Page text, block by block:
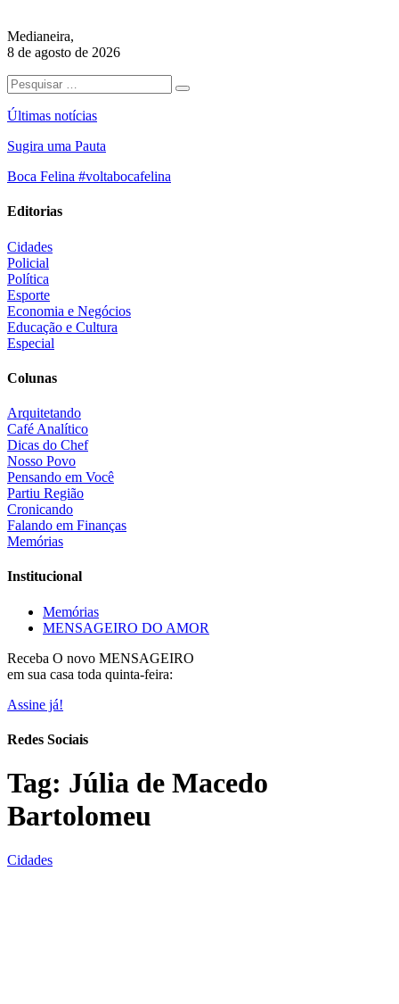
Medianeira,
8 de agosto de 2026
Últimas notícias
Sugira uma Pauta
Boca Felina #voltabocafelina
Editorias
Cidades
Policial
Política
Esporte
Economia e Negócios
Educação e Cultura
Especial
Colunas
Arquitetando
Café Analítico
Dicas do Chef
Nosso Povo
Pensando em Você
Partiu Região
Cronicando
Falando em Finanças
Memórias
Institucional
Memórias
MENSAGEIRO DO AMOR
Receba O novo MENSAGEIRO
em sua casa toda quinta-feira:
Assine já!
Redes Sociais
Tag: Júlia de Macedo
Bartolomeu
Cidades